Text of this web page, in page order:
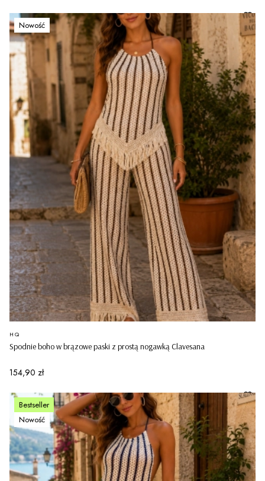
Nowość
Spodnie boho w brązowe paski z prostą nogawką Clavesana
PRODUCENT
HQ
Cena
154,90 zł
Bestseller
Nowość